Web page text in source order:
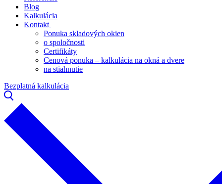
Blog
Kalkulácia
Kontakt
Ponuka skladových okien
o spoločnosti
Certifikáty
Cenová ponuka – kalkulácia na okná a dvere
na stiahnutie
Bezplatná kalkulácia